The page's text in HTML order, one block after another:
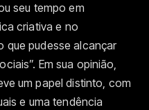
seu tempo em
criativa e no
que pudesse alcançar
Em sua opinião,
um papel distinto, com
e uma tendência